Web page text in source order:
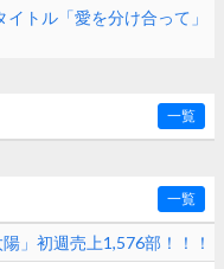
トル「愛を分け合って」
一覧
一覧
」初週売上1,576部！！！